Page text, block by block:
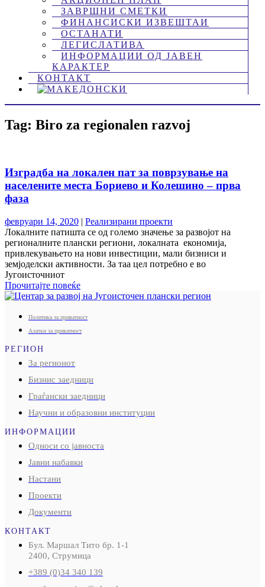
ЗАВРШНИ СМЕТКИ
ФИНАНСИСКИ ИЗВЕШТАИ
ОСТАНАТИ
ЛЕГИСЛАТИВА
ИНФОРМАЦИИ ОД ЈАВЕН
КАРАКТЕР
КОНТАКТ
Tag: Biro za regionalen razvoj
Изградба на локален пат за поврзување на
населените места Бориево и Колешино – прва
фаза
февруари 14, 2020 | Реализирани проекти
Локалните патишта се од големо значење за развојот на
регионалните плански региони, локалната економија,
привлекувањето на нови инвестиции, мали бизниси и
земјоделски активности. За таа цел потребно е во
Југоисточниот
Прочитајте повеќе
Политика за приватност
Алатки за приватност
РЕГИОН
За регионот
Бизнис заедници
Граѓански заедници
Научни и образовни институции
ИНФОРМАЦИИ
Односи со јавноста
Јавни набавки
Настани
Проекти
Документи
КОНТАКТ
Бул. Маршал Тито бр. 1-1
2400, Струмица
+389 (0)34 340 139